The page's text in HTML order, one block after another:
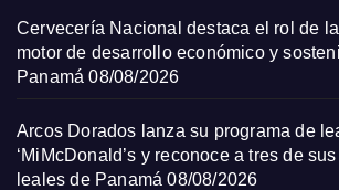
Cervecería Nacional destaca el rol de
motor de desarrollo económico y
Panamá 08/08/2026
Arcos Dorados lanza su programa de
‘MiMcDonald’s y reconoce a tres de
leales de Panamá 08/08/2026